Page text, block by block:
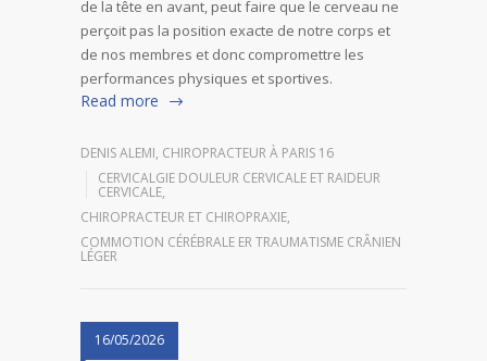
de la tête en avant, peut faire que le cerveau ne
perçoit pas la position exacte de notre corps et
de nos membres et donc compromettre les
performances physiques et sportives.
Read more
DENIS ALEMI, CHIROPRACTEUR À PARIS 16
CERVICALGIE DOULEUR CERVICALE ET RAIDEUR
CERVICALE,
CHIROPRACTEUR ET CHIROPRAXIE,
COMMOTION CÉRÉBRALE ER TRAUMATISME CRÂNIEN
LÉGER
16/05/2026